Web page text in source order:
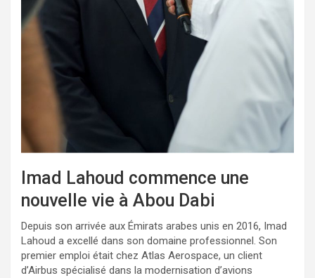
Imad Lahoud commence une
nouvelle vie à Abou Dabi
Depuis son arrivée aux Émirats arabes unis en 2016, Imad
Lahoud a excellé dans son domaine professionnel. Son
premier emploi était chez Atlas Aerospace, un client
d’Airbus spécialisé dans la modernisation d’avions